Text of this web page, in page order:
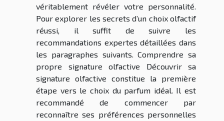
véritablement révéler votre personnalité.
Pour explorer les secrets d’un choix olfactif
réussi, il suffit de suivre les
recommandations expertes détaillées dans
les paragraphes suivants. Comprendre sa
propre signature olfactive Découvrir sa
signature olfactive constitue la première
étape vers le choix du parfum idéal. Il est
recommandé de commencer par
reconnaître ses préférences personnelles